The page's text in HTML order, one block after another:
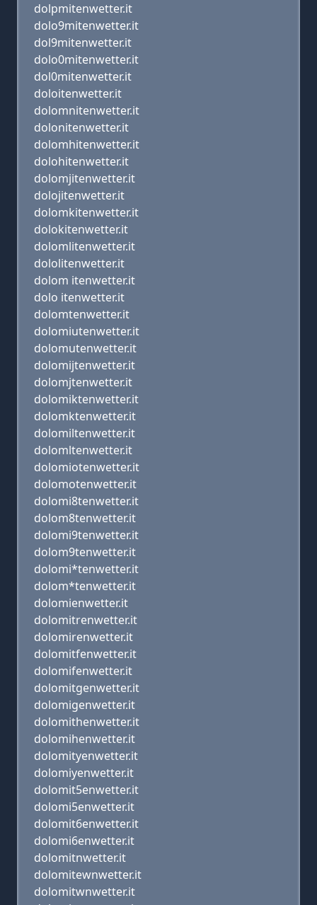
dolpmitenwetter.it
dolo9mitenwetter.it
dol9mitenwetter.it
dolo0mitenwetter.it
dol0mitenwetter.it
doloitenwetter.it
dolomnitenwetter.it
dolonitenwetter.it
dolomhitenwetter.it
dolohitenwetter.it
dolomjitenwetter.it
dolojitenwetter.it
dolomkitenwetter.it
dolokitenwetter.it
dolomlitenwetter.it
dololitenwetter.it
dolom itenwetter.it
dolo itenwetter.it
dolomtenwetter.it
dolomiutenwetter.it
dolomutenwetter.it
dolomijtenwetter.it
dolomjtenwetter.it
dolomiktenwetter.it
dolomktenwetter.it
dolomiltenwetter.it
dolomltenwetter.it
dolomiotenwetter.it
dolomotenwetter.it
dolomi8tenwetter.it
dolom8tenwetter.it
dolomi9tenwetter.it
dolom9tenwetter.it
dolomi*tenwetter.it
dolom*tenwetter.it
dolomienwetter.it
dolomitrenwetter.it
dolomirenwetter.it
dolomitfenwetter.it
dolomifenwetter.it
dolomitgenwetter.it
dolomigenwetter.it
dolomithenwetter.it
dolomihenwetter.it
dolomityenwetter.it
dolomiyenwetter.it
dolomit5enwetter.it
dolomi5enwetter.it
dolomit6enwetter.it
dolomi6enwetter.it
dolomitnwetter.it
dolomitewnwetter.it
dolomitwnwetter.it